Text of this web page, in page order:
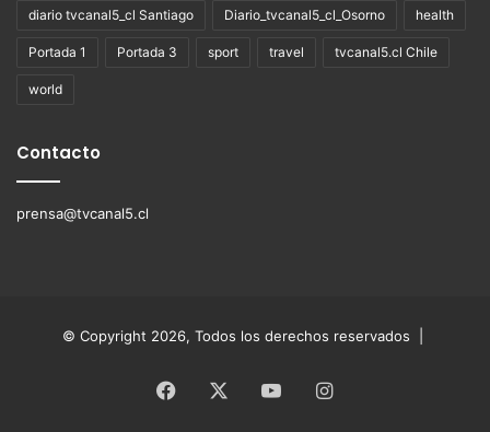
diario tvcanal5_cl Santiago Diario_tvcanal5_cl_Osorno health
Portada 1 Portada 3 sport travel tvcanal5.cl Chile
world
Contacto
prensa@tvcanal5.cl
© Copyright 2026, Todos los derechos reservados |
Facebook YouTubeInstagram